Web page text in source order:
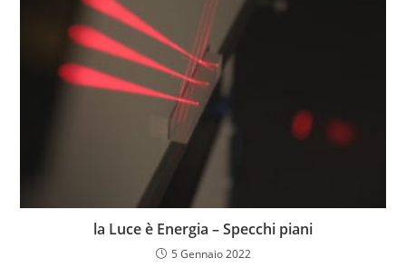
la Luce è Energia – Specchi piani
5 Gennaio 2022